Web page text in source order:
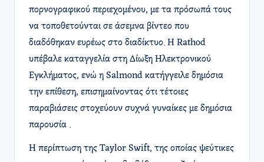
πορνογραφικού περιεχομένου, με τα πρόσωπά τους
να τοποθετούνται σε άσεμνα βίντεο που
διαδόθηκαν ευρέως στο διαδίκτυο. Η Rathod
υπέβαλε καταγγελία στη Δίωξη Ηλεκτρονικού
Εγκλήματος, ενώ η Salmond κατήγγειλε δημόσια
την επίθεση, επισημαίνοντας ότι τέτοιες
παραβιάσεις στοχεύουν συχνά γυναίκες με δημόσια
παρουσία .
Η περίπτωση της Taylor Swift, της οποίας ψεύτικες